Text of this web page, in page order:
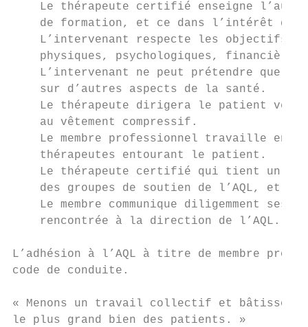
Le thérapeute certifié enseigne
de formation, et ce dans l’intérêt du
L’intervenant respecte les objectifs
physiques, psychologiques, financières
L’intervenant ne peut prétendre que
    sur d’autres aspects de la santé.
Le thérapeute dirigera le patient
    au vêtement compressif.
Le membre professionnel travaille en
    thérapeutes entourant le patient.
Le thérapeute certifié qui tient un
des groupes de soutien de l’AQL, et
Le membre communique diligemment ses
    rencontrée à la direction de l’AQL.
L’adhésion à l’AQL à titre de membre
code de conduite.
« Menons un travail collectif et bâtissons
le plus grand bien des patients. »